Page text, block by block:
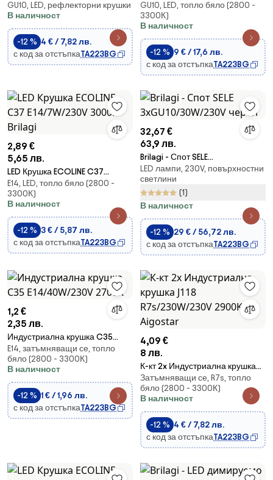
GU10/6W/230V 4000K черен -
Brilagi
GU10, LED, рефлекторни крушки
В наличност
-12 % 4 € / 7,82 лв.
с код за отстъпкаTA223BG
GU10/4,7W/230V 2700K
GU10, LED, топло бяло (2800 -
3300К)
В наличност
-12 % 9 € / 17,6 лв.
с код за отстъпкаTA223BG
2,89 €
5,65 лв.
LED Крушка ECOLINE C37
E14/7W/230V 3000K - Brilagi
E14, LED, топло бяло (2800 -
3300К)
В наличност
-12 % 3 € / 5,87 лв.
с код за отстъпкаTA223BG
32,67 €
63,9 лв.
Brilagi - Спот SELE
3xGU10/30W/230V черен
LED лампи, 230V, повърхностни
светлини
(1)
В наличност
-12 % 29 € / 56,72 лв.
с код за отстъпкаTA223BG
1,2 €
2,35 лв.
Индустриална крушка C35
E14/40W/230V 2700K
E14, затъмняващи се, топло
бяло (2800 - 3300К)
В наличност
-12 % 1 € / 1,96 лв.
с код за отстъпкаTA223BG
4,09 €
8 лв.
К-кт 2x Индустриална крушка
J118 R7s/230W/230V 2900K -
Aigostar
Затъмняващи се, R7s, топло
бяло (2800 - 3300К)
В наличност
-12 % 4 € / 7,82 лв.
с код за отстъпкаTA223BG